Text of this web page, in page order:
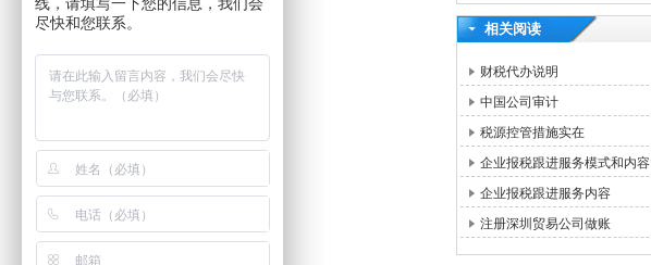
相关阅读
财税代办说明
中国公司审计
税源控管措施实在
企业报税跟进服务模式和内容
企业报税跟进服务内容
注册深圳贸易公司做账
尽快和您联系。